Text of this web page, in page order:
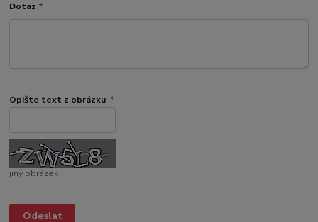
Dotaz *
Opište text z obrázku *
jiný obrázek